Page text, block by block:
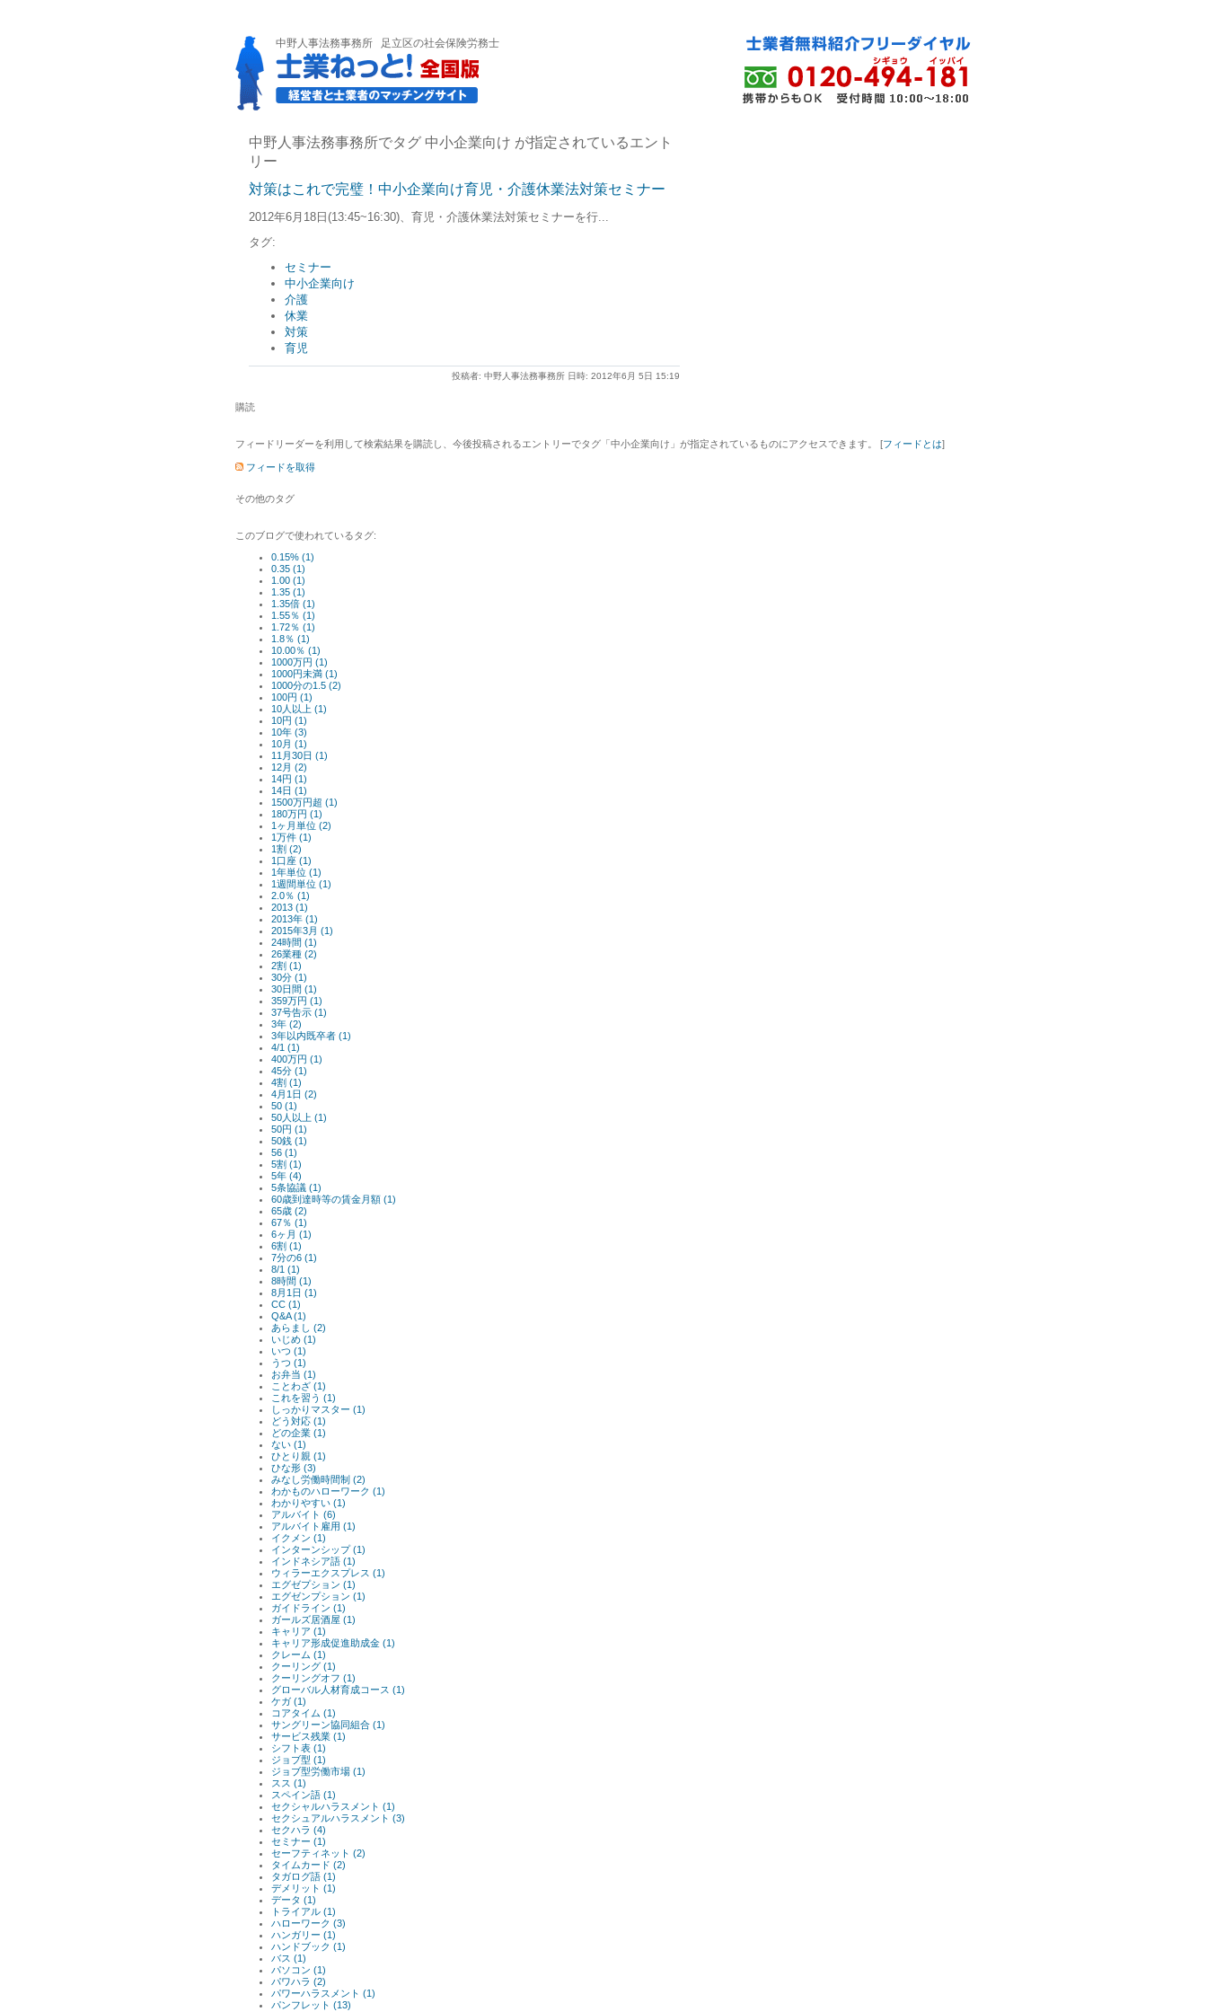
中野人事法務事務所 足立区の社会保険労務士
中野人事法務事務所でタグ 中小企業向け が指定されているエント
リー
対策はこれで完璧！中小企業向け育児・介護休業法対策セミナー
2012年6月18日(13:45~16:30)、育児・介護休業法対策セミナーを行...
タグ:
セミナー
中小企業向け
介護
休業
対策
育児
投稿者: 中野人事法務事務所 日時: 2012年6月 5日 15:19
購読
フィードリーダーを利用して検索結果を購読し、今後投稿されるエントリーでタグ「中小企業向け」が指定されているものにアクセスできます。 [フィードとは]
フィードを取得
その他のタグ
このブログで使われているタグ:
0.15% (1)
0.35 (1)
1.00 (1)
1.35 (1)
1.35倍 (1)
1.55％ (1)
1.72％ (1)
1.8％ (1)
10.00％ (1)
1000万円 (1)
1000円未満 (1)
1000分の1.5 (2)
100円 (1)
10人以上 (1)
10円 (1)
10年 (3)
10月 (1)
11月30日 (1)
12月 (2)
14円 (1)
14日 (1)
1500万円超 (1)
180万円 (1)
1ヶ月単位 (2)
1万件 (1)
1割 (2)
1口座 (1)
1年単位 (1)
1週間単位 (1)
2.0％ (1)
2013 (1)
2013年 (1)
2015年3月 (1)
24時間 (1)
26業種 (2)
2割 (1)
30分 (1)
30日間 (1)
359万円 (1)
37号告示 (1)
3年 (2)
3年以内既卒者 (1)
4/1 (1)
400万円 (1)
45分 (1)
4割 (1)
4月1日 (2)
50 (1)
50人以上 (1)
50円 (1)
50銭 (1)
56 (1)
5割 (1)
5年 (4)
5条協議 (1)
60歳到達時等の賃金月額 (1)
65歳 (2)
67％ (1)
6ヶ月 (1)
6割 (1)
7分の6 (1)
8/1 (1)
8時間 (1)
8月1日 (1)
CC (1)
Q&A (1)
あらまし (2)
いじめ (1)
いつ (1)
うつ (1)
お弁当 (1)
ことわざ (1)
これを習う (1)
しっかりマスター (1)
どう対応 (1)
どの企業 (1)
ない (1)
ひとり親 (1)
ひな形 (3)
みなし労働時間制 (2)
わかものハローワーク (1)
わかりやすい (1)
アルバイト (6)
アルバイト雇用 (1)
イクメン (1)
インターンシップ (1)
インドネシア語 (1)
ウィラーエクスプレス (1)
エグゼプション (1)
エグゼンプション (1)
ガイドライン (1)
ガールズ居酒屋 (1)
キャリア (1)
キャリア形成促進助成金 (1)
クレーム (1)
クーリング (1)
クーリングオフ (1)
グローバル人材育成コース (1)
ケガ (1)
コアタイム (1)
サングリーン協同組合 (1)
サービス残業 (1)
シフト表 (1)
ジョブ型 (1)
ジョブ型労働市場 (1)
スス (1)
スペイン語 (1)
セクシャルハラスメント (1)
セクシュアルハラスメント (3)
セクハラ (4)
セミナー (1)
セーフティネット (2)
タイムカード (2)
タガログ語 (1)
デメリット (1)
データ (1)
トライアル (1)
ハローワーク (3)
ハンガリー (1)
ハンドブック (1)
バス (1)
パソコン (1)
パワハラ (2)
パワーハラスメント (1)
パンフレット (13)